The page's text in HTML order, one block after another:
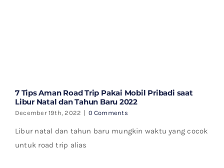
7 Tips Aman Road Trip Pakai Mobil Pribadi saat
Libur Natal dan Tahun Baru 2022
December 19th, 2022 | 0 Comments
Libur natal dan tahun baru mungkin waktu yang cocok
untuk road trip alias